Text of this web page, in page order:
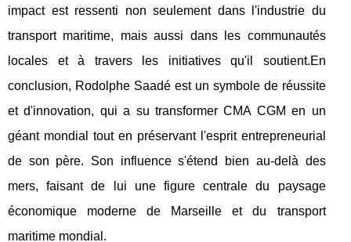
impact est ressenti non seulement dans l'industrie du
transport maritime, mais aussi dans les communautés
locales et à travers les initiatives qu'il soutient.En
conclusion, Rodolphe Saadé est un symbole de réussite
et d'innovation, qui a su transformer CMA CGM en un
géant mondial tout en préservant l'esprit entrepreneurial
de son père. Son influence s'étend bien au-delà des
mers, faisant de lui une figure centrale du paysage
économique moderne de Marseille et du transport
maritime mondial.